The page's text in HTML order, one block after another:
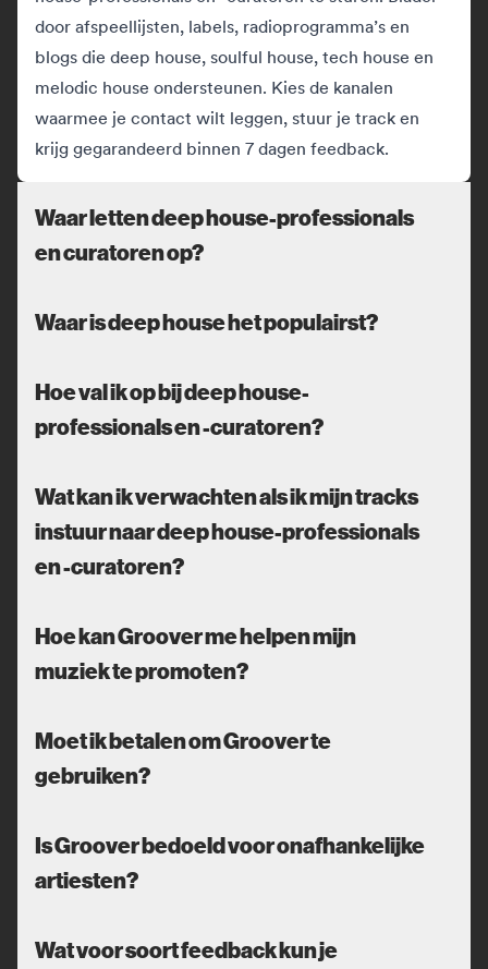
door afspeellijsten, labels, radioprogramma’s en
blogs die deep house, soulful house, tech house en
melodic house ondersteunen. Kies de kanalen
waarmee je contact wilt leggen, stuur je track en
krijg gegarandeerd binnen 7 dagen feedback.
Waar letten deep house-professionals
en curatoren op?
Waar is deep house het populairst?
Hoe val ik op bij deep house-
professionals en -curatoren?
Wat kan ik verwachten als ik mijn tracks
instuur naar deep house-professionals
en -curatoren?
Hoe kan Groover me helpen mijn
muziek te promoten?
Moet ik betalen om Groover te
gebruiken?
Is Groover bedoeld voor onafhankelijke
artiesten?
Wat voor soort feedback kun je